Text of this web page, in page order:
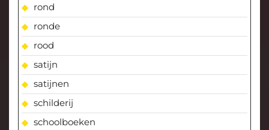
rond
ronde
rood
satijn
satijnen
schilderij
schoolboeken